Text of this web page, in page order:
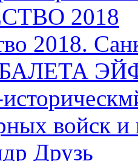
2018
2018.
войск и
Друзь